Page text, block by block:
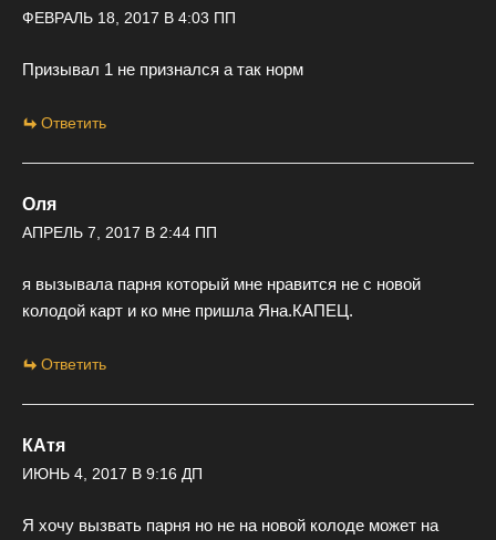
ФЕВРАЛЬ 18, 2017 В 4:03 ПП
Призывал 1 не признался а так норм
Ответить
Оля
АПРЕЛЬ 7, 2017 В 2:44 ПП
я вызывала парня который мне нравится не с новой
колодой карт и ко мне пришла Яна.КАПЕЦ.
Ответить
КАтя
ИЮНЬ 4, 2017 В 9:16 ДП
Я хочу вызвать парня но не на новой колоде может на